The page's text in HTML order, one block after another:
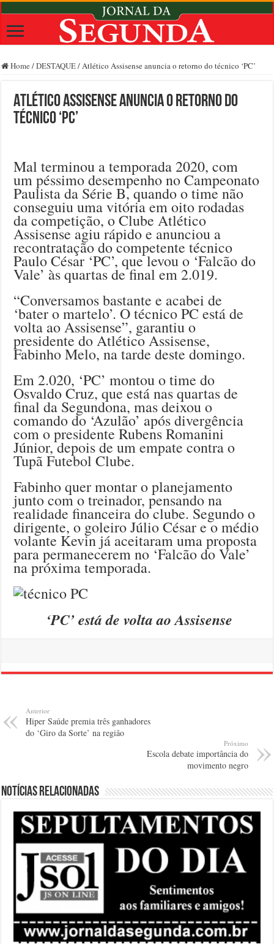
Home /DESTAQUE/Atlético Assisense anuncia o retorno do técnico ‘PC’
Atlético Assisense anuncia o retorno do
técnico ‘PC’
Mal terminou a temporada 2020, com
um péssimo desempenho no Campeonato
Paulista da Série B, quando o time não
conseguiu uma vitória em oito rodadas
da competição, o Clube Atlético
Assisense agiu rápido e anunciou a
recontratação do competente técnico
Paulo César ‘PC’, que levou o ‘Falcão do
Vale’ às quartas de final em 2.019.
“Conversamos bastante e acabei de
‘bater o martelo’. O técnico PC está de
volta ao Assisense”, garantiu o
presidente do Atlético Assisense,
Fabinho Melo, na tarde deste domingo.
Em 2.020, ‘PC’ montou o time do
Osvaldo Cruz, que está nas quartas de
final da Segundona, mas deixou o
comando do ‘Azulão’ após divergência
com o presidente Rubens Romanini
Júnior, depois de um empate contra o
Tupã Futebol Clube.
Fabinho quer montar o planejamento
junto com o treinador, pensando na
realidade financeira do clube. Segundo o
dirigente, o goleiro Júlio César e o médio
volante Kevin já aceitaram uma proposta
para permanecerem no ‘Falcão do Vale’
na próxima temporada.
‘PC’ está de volta ao Assisense
Anterior
Hiper Saúde premia três ganhadores
do ‘Giro da Sorte’ na região
Próximo
Escola debate importância do
movimento negro
Notícias relacionadas